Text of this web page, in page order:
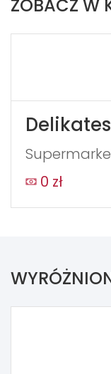
ZOBACZ W
0 zł